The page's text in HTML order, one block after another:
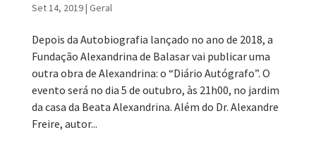
Set 14, 2019| Geral
Depois da Autobiografia lançado no ano de 2018, a
Fundação Alexandrina de Balasar vai publicar uma
outra obra de Alexandrina: o “Diário Autógrafo”. O
evento será no dia 5 de outubro, às 21h00, no jardim
da casa da Beata Alexandrina. Além do Dr. Alexandre
Freire, autor...